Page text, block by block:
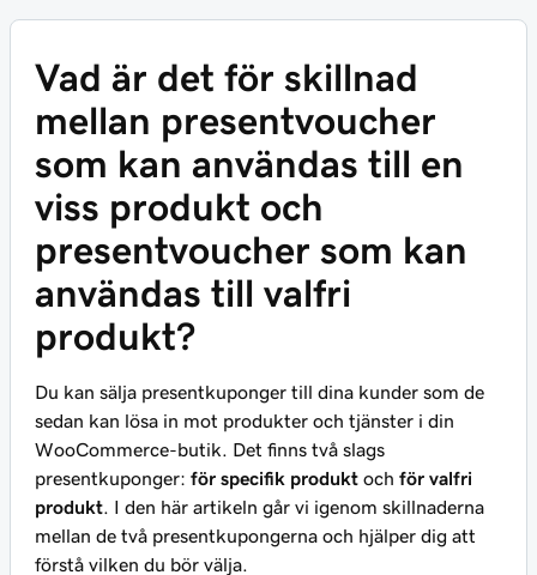
Vad är det för skillnad
mellan presentvoucher
som kan användas till en
viss produkt och
presentvoucher som kan
användas till valfri
produkt?
Du kan sälja presentkuponger till dina kunder som de
sedan kan lösa in mot produkter och tjänster i din
WooCommerce-butik. Det finns två slags
presentkuponger: för specifik produkt och för valfri
produkt . I den här artikeln går vi igenom skillnaderna
mellan de två presentkupongerna och hjälper dig att
förstå vilken du bör välja.